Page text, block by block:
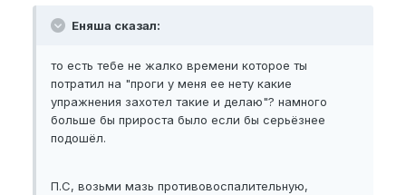
Еняша сказал:
то есть тебе не жалко времени которое ты
потратил на "проги у меня ее нету какие
упражнения захотел такие и делаю"? намного
больше бы прироста было если бы серьёзнее
подошёл.
П.С, возьми мазь противовоспалительную,